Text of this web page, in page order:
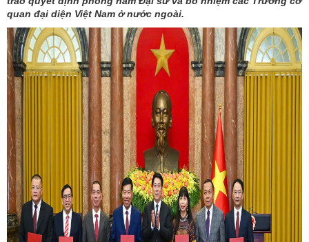
quan đại diện Việt Nam ở nước ngoài.